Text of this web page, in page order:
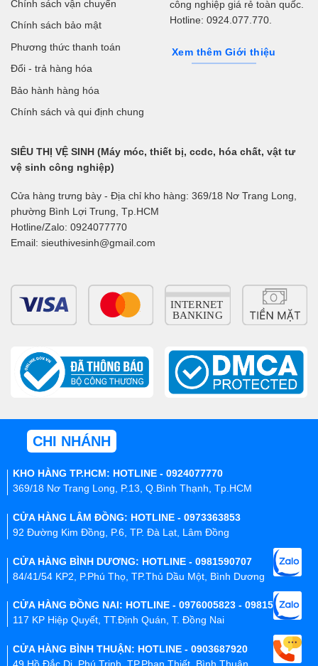
Chính sách vận chuyển
Chính sách bảo mật
Phương thức thanh toán
Đổi - trả hàng hóa
Bảo hành hàng hóa
Chính sách và qui định chung
công nghiệp giá rẻ toàn quốc.
Hotline: 0924.077.770.
Xem thêm Giới thiệu
SIÊU THỊ VỆ SINH (Máy móc, thiết bị, ccdc, hóa chất, vật tư
vệ sinh công nghiệp)
Cửa hàng trưng bày - Địa chỉ kho hàng: 369/18 Nơ Trang Long,
phường Bình Lợi Trung, Tp.HCM
Hotline/Zalo: 0924077770
Email: sieuthivesinh@gmail.com
CHI NHÁNH
KHO HÀNG TP.HCM: HOTLINE - 0924077770
369/18 Nơ Trang Long, P.13, Q.Bình Thạnh, Tp.HCM
CỬA HÀNG LÂM ĐỒNG: HOTLINE - 0973363853
92 Đường Kim Đồng, P.6, TP. Đà Lạt, Lâm Đồng
CỬA HÀNG BÌNH DƯƠNG: HOTLINE - 0981590707
84/41/54 KP2, P.Phú Thọ, TP.Thủ Dầu Một, Bình Dương
CỬA HÀNG ĐỒNG NAI: HOTLINE - 0976005823 - 0981590707
117 KP Hiệp Quyết, TT.Định Quán, T. Đồng Nai
CỬA HÀNG BÌNH THUẬN: HOTLINE - 0903687920